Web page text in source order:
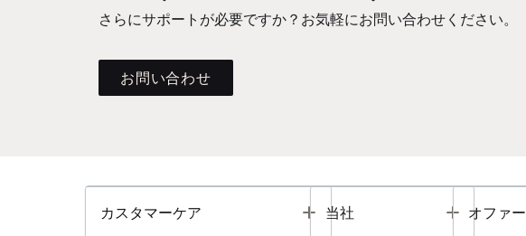
さらにサポートが必要ですか？お気軽にお問い合わせください。
お問い合わせ
カスタマーケア Toggle
当社 Toggle
オファー